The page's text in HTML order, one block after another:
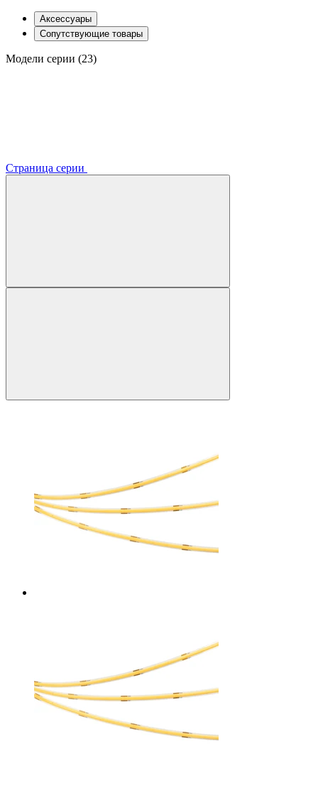
Аксессуары
Сопутствующие товары
Модели серии (23)
Страница серии